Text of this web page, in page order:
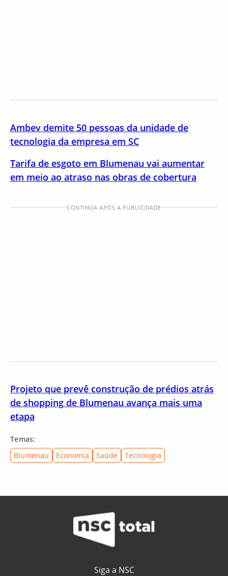
Ambev demite 50 pessoas da unidade de
tecnologia da empresa em SC
Tarifa de esgoto em Blumenau vai aumentar
em meio ao atraso nas obras de cobertura
CONTINUA APÓS A PUBLICIDADE
Projeto que prevê construção de prédios atrás
de shopping de Blumenau avança mais uma
etapa
Temas:
Blumenau
Economia Saúde Tecnologia
Siga a NSC